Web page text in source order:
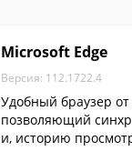
Microsoft Edge
Версия: 112.1722.4
Удобный браузер
позволяющий
и, историю